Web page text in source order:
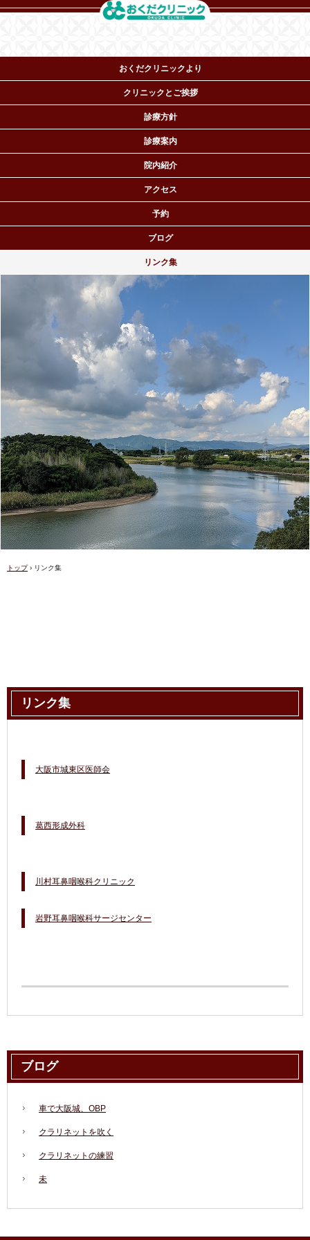
おくだクリニック ペインクリニック専門医・麻酔科機構
専門医
〒536-0022 大阪市城東区
おくだクリニックより
クリニックとご挨拶
診療方針
診療案内
院内紹介
アクセス
予約
ブログ
リンク集
トップ › リンク集
リンク集
大阪市城東区医師会
葛西形成外科
川村耳鼻咽喉科クリニック
岩野耳鼻咽喉科サージセンター
ブログ
車で大阪城、OBP
クラリネットを吹く
クラリネットの練習
未